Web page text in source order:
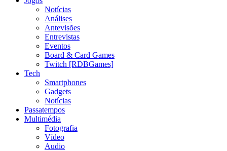
Notícias
Análises
Antevisões
Entrevistas
Eventos
Board & Card Games
Twitch [RDBGames]
Tech
Smartphones
Gadgets
Notícias
Passatempos
Multimédia
Fotografia
Vídeo
Audio